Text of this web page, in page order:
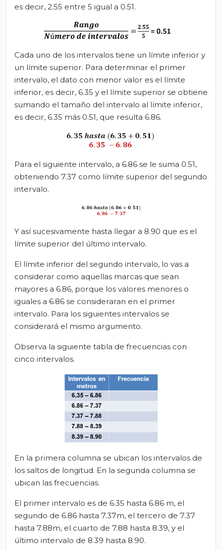
es decir, 2.55 entre 5 igual a 0.51.
Cada uno de los intervalos tiene un límite inferior y
un límite superior. Para determinar el primer
intervalo, el dato con menor valor es el límite
inferior, es decir, 6.35 y el límite superior se obtiene
sumando el tamaño del intervalo al límite inferior,
es decir, 6.35 más 0.51, que resulta 6.86.
Para el siguiente intervalo, a 6.86 se le suma 0.51,
obteniendo 7.37 como límite superior del segundo
intervalo.
Y así sucesivamente hasta llegar a 8.90 que es el
límite superior del último intervalo.
El límite inferior del segundo intervalo, lo vas a
considerar como aquellas marcas que sean
mayores a 6.86, porque los valores menores o
iguales a 6.86 se consideraran en el primer
intervalo. Para los siguientes intervalos se
considerará el mismo argumento.
Observa la siguiente tabla de frecuencias con
cinco intervalos.
En la primera columna se ubican los intervalos de
los saltos de longitud. En la segunda columna se
ubican las frecuencias.
El primer intervalo es de 6.35 hasta 6.86 m, el
segundo de 6.86 hasta 7.37m, el tercero de 7.37
hasta 7.88m, el cuarto de 7.88 hasta 8.39, y el
último intervalo de 8.39 hasta 8.90.